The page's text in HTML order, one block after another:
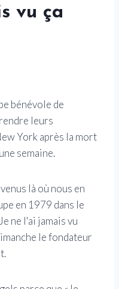
vu ça
bénévole de
leurs
York après la mort
semaine.
là où nous en
en 1979 dans le
ne l'ai jamais vu
le fondateur